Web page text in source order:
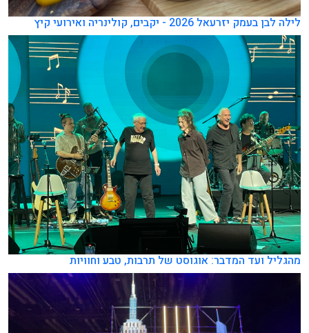
לילה לבן בעמק יזרעאל 2026 - יקבים, קולינריה ואירועי קיץ
מהגליל ועד המדבר: אוגוסט של תרבות, טבע וחוויות